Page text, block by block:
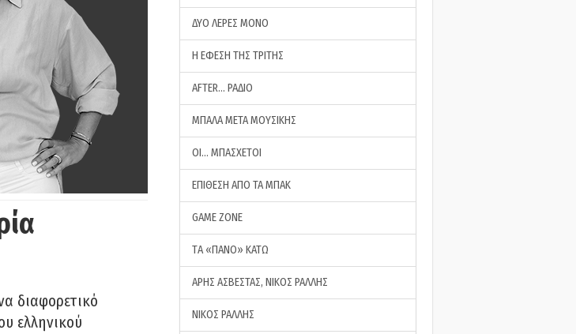
διαφορετικό
ελληνικού
ΔΥΟ ΛΕΡΕΣ ΜΟΝΟ
Η ΕΦΕΣΗ ΤΗΣ ΤΡΙΤΗΣ
AFTER… ΡΑΔΙΟ
ΜΠΑΛΑ ΜΕΤΑ ΜΟΥΣΙΚΗΣ
ΟΙ… ΜΠΑΣΧΕΤΟΙ
ΕΠΙΘΕΣΗ ΑΠΟ ΤΑ ΜΠΑΚ
GAME ZONE
ΤA «ΠΑΝΟ» ΚΑΤΩ
ΑΡΗΣ ΑΣΒΕΣΤΑΣ, ΝΙΚΟΣ ΡΑΛΛΗΣ
ΝΙΚΟΣ ΡΑΛΛΗΣ